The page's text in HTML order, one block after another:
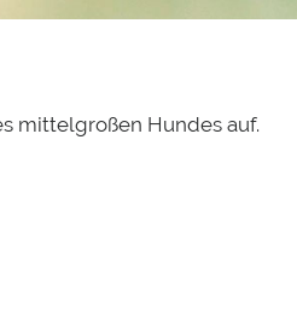
mittelgroßen Hundes auf.